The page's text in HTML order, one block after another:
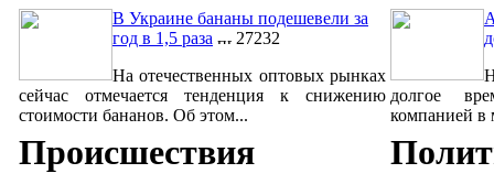
В Украине бананы подешевели за
год в 1,5 раза
27232
На отечественных оптовых рынках
сейчас отмечается тенденция к снижению
стоимости бананов. Об этом...
долгое
компанией в
Происшествия